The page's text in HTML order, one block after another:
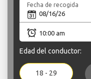
Fecha de recogida
Edad del conductor:
18 - 29